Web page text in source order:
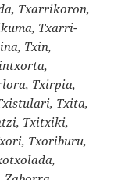
Txarrikoron,
Txarri-
Txin,
Txirpia,
Txita,
Txitxiki,
Txoriburu,